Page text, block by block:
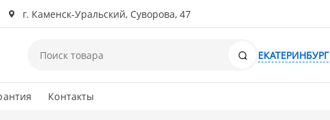
г. Каменск-Уральский, Суворова, 47
Поиск
ЕКАТЕРИНБУРГ
Контакты